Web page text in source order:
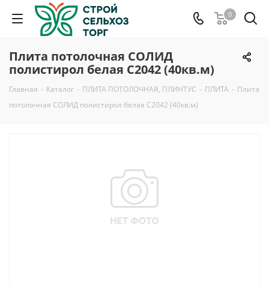
0
Плита потолочная СОЛИД
полистирол белая С2042 (40кв.м)
Главная - Каталог - ПЛИТА ПОТОЛОЧНАЯ, ПЛИНТУС - ПЛИТА - Плита
потолочная СОЛИД полистирол белая С2042 (40кв.м)